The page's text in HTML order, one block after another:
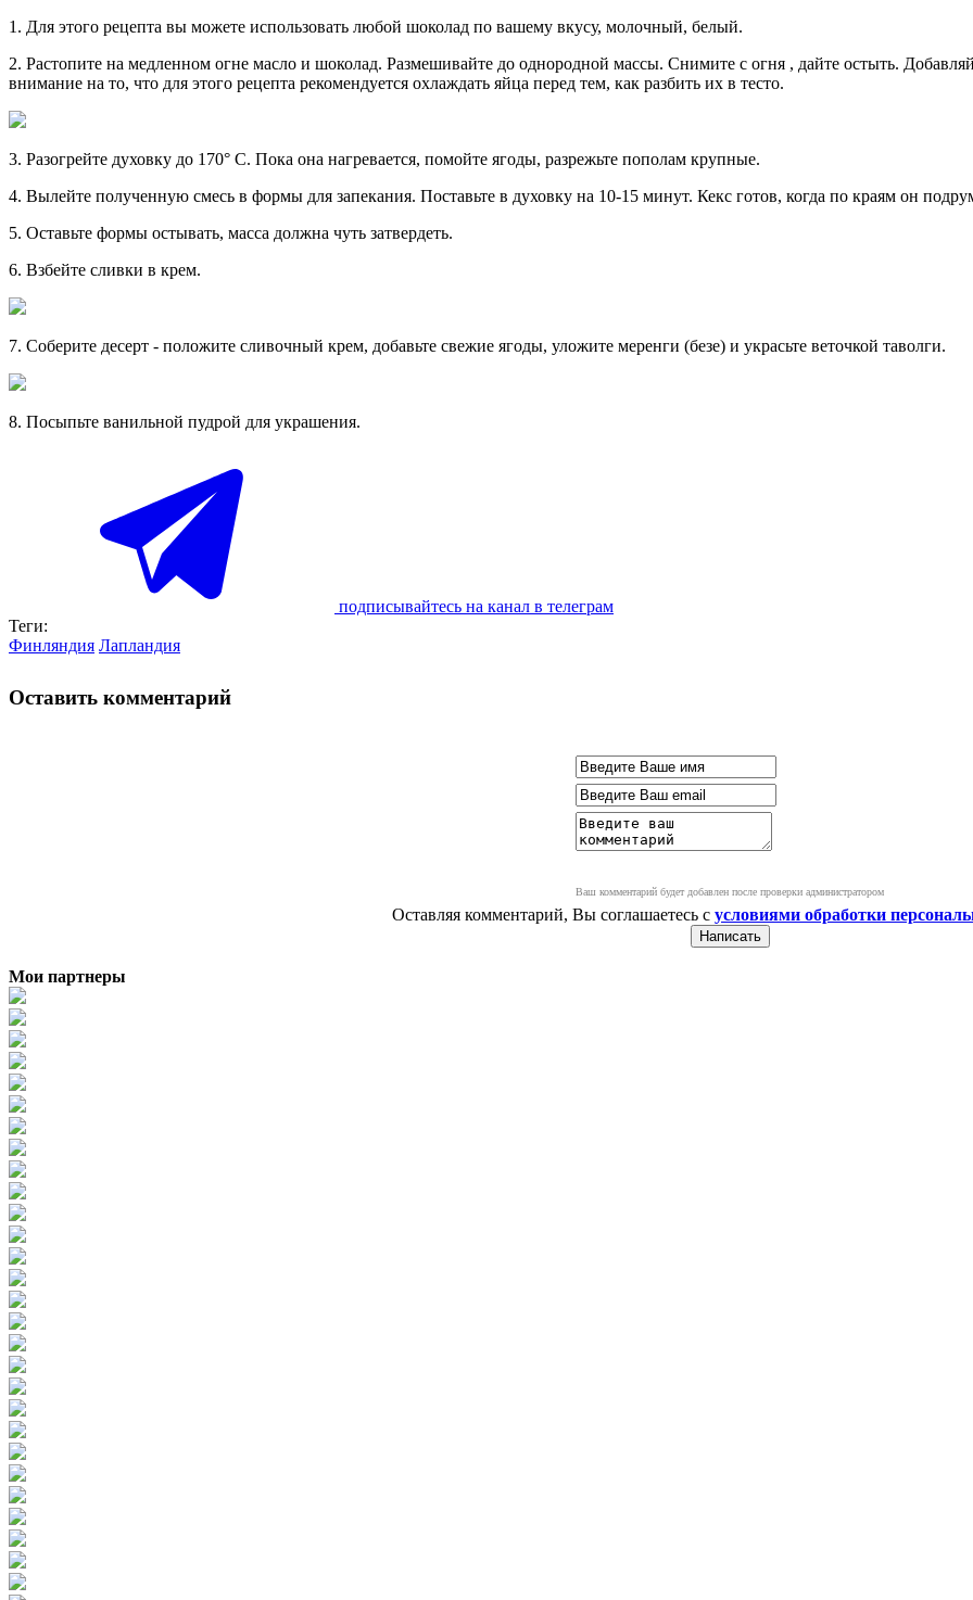
1. Для этого рецепта вы можете использовать любой шоколад по вашему вкусу, молочный, белый.
2. Растопите на медленном огне масло и шоколад. Размешивайте до однородной массы. Снимите с огня , дайте остыть.
внимание на то, что для этого рецепта рекомендуется охлаждать яйца перед тем, как разбить их в тесто.
3. Разогрейте духовку до 170° С. Пока она нагревается, помойте ягоды, разрежьте пополам крупные.
4. Вылейте полученную смесь в формы для запекания. Поставьте в духовку на 10-15 минут. Кекс готов, когда по краям он
5. Оставьте формы остывать, масса должна чуть затвердеть.
6. Взбейте сливки в крем.
7. Соберите десерт - положите сливочный крем, добавьте свежие ягоды, уложите меренги (безе) и украсьте веточкой таволги.
8. Посыпьте ванильной пудрой для украшения.
подписывайтесь на канал в телеграм
Теги:
Финляндия Лапландия
Оставить комментарий
Ваш комментарий будет добавлен после проверки администратором
Оставляя комментарий, Вы соглашаетесь с условиями обработки
Мои партнеры